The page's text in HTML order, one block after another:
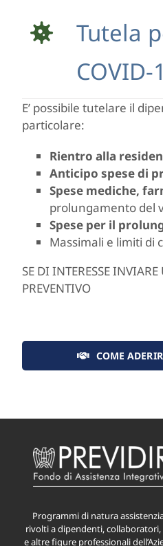
Tutela
COVID-
E’ possibile tutelare il
particolare:
Rientro alla
Anticipo spese di
Spese mediche,
prolungamento del
Spese per il
Massimali e limiti di
SE DI INTERESSE
PREVENTIVO
COME
Programmi di natura
rivolti a dipendenti, collaboratori,
e altre figure professionali